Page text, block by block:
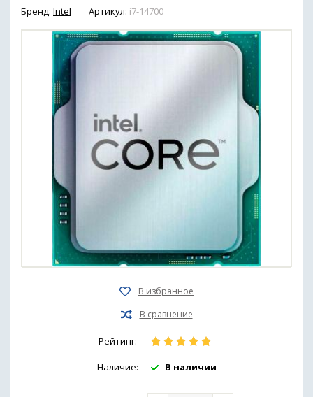
Бренд: Intel Артикул: i7-14700
Рейтинг:
Наличие: В наличии